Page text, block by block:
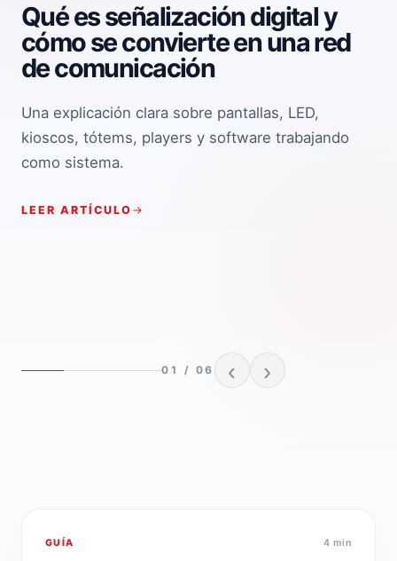
Qué es señalización digital y
cómo se convierte en una red
de comunicación
Una explicación clara sobre pantallas, LED,
kioscos, tótems, players y software trabajando
como sistema.
LEER ARTÍCULO
01 / 06 ‹ ›
GUÍA 4 min